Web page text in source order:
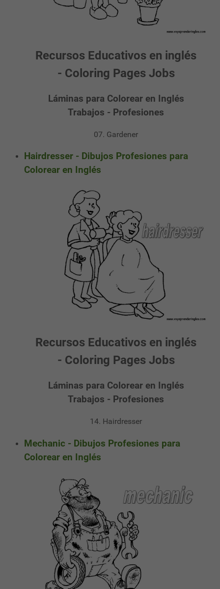
Recursos Educativos en inglés
- Coloring Pages Jobs
Láminas para Colorear en Inglés
Trabajos - Profesiones
07. Gardener
Hairdresser - Dibujos Profesiones para
Colorear en Inglés
Recursos Educativos en inglés
- Coloring Pages Jobs
Láminas para Colorear en Inglés
Trabajos - Profesiones
14. Hairdresser
Mechanic - Dibujos Profesiones para
Colorear en Inglés